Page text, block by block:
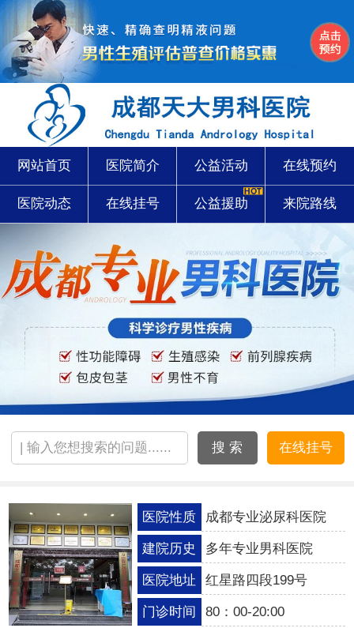
网站首页 医院简介 公益活动 在线预约
医院动态 在线挂号 公益援助 来院路线
搜 索 在线挂号
医院性质 成都专业泌尿科医院
建院历史 多年专业男科医院
医院地址 红星路四段199号
门诊时间 80：00-20:00